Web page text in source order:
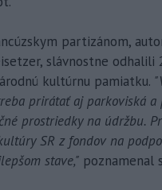
partizánom,
slávnostne odhalili
kultúrnu pamiatku.
prirátať aj parkoviská
prostriedky na údržbu.
SR z fondov na
stave," poznamenal